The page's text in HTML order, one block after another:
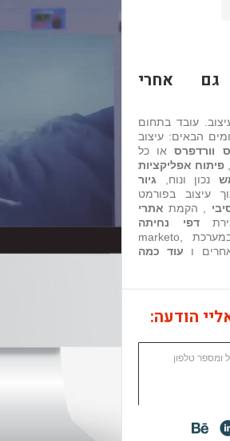
אחרי
עובד בתחום
בתחומים הבאים: עיצוב
וורדפרסאו כל
פיתוח אפליקציות
נכון ונוח, גיור
עיצוב בפורמט
, הקמת אתרי
דפי נחיתה
וניוזלטרים והטמעתם במערכת marketo,
עוד כמה
הודעה: